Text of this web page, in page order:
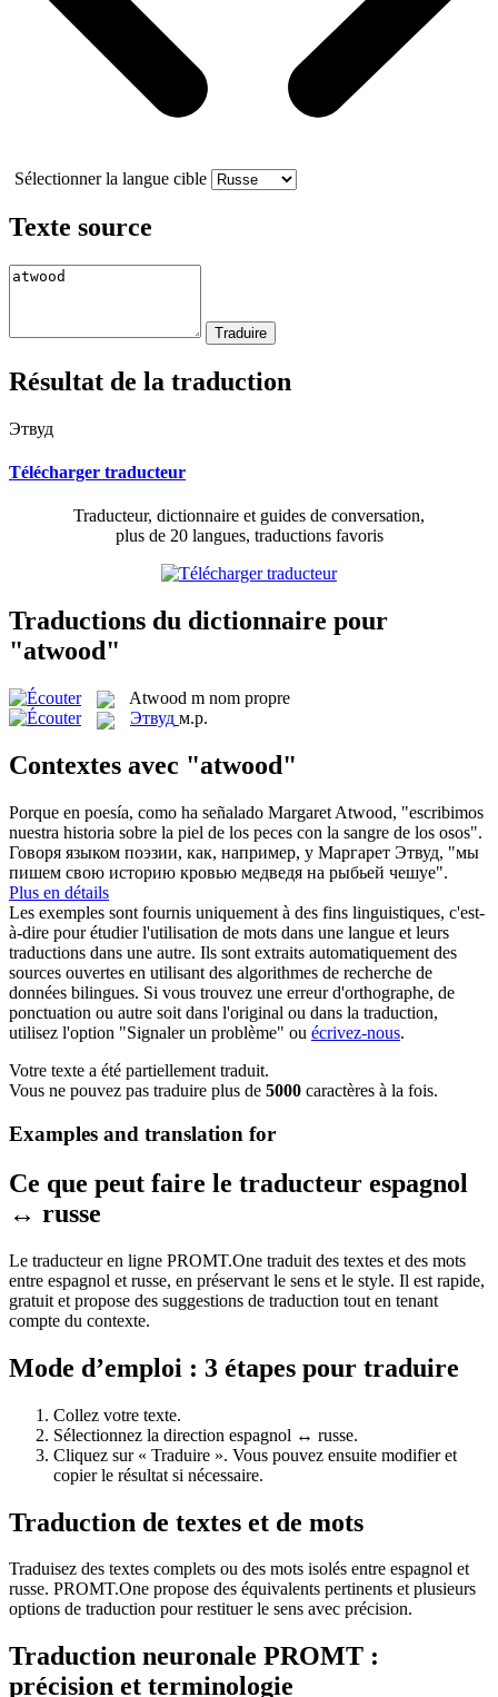
Sélectionner la langue cible
Texte source
Résultat de la traduction
Этвуд
Télécharger traducteur
Traducteur, dictionnaire et guides de conversation,
plus de 20 langues, traductions favoris
Traductions du dictionnaire pour
"atwood"
Atwood m nom propre
Этвуд м.р.
Contextes avec "atwood"
Porque en poesía, como ha señalado Margaret Atwood, "escribimos
nuestra historia sobre la piel de los peces con la sangre de los osos".
Говоря языком поэзии, как, например, у Маргарет Этвуд, "мы
пишем свою историю кровью медведя на рыбьей чешуе".
Plus en détails
Les exemples sont fournis uniquement à des fins linguistiques, c'est-
à-dire pour étudier l'utilisation de mots dans une langue et leurs
traductions dans une autre. Ils sont extraits automatiquement des
sources ouvertes en utilisant des algorithmes de recherche de
données bilingues. Si vous trouvez une erreur d'orthographe, de
ponctuation ou autre soit dans l'original ou dans la traduction,
utilisez l'option "Signaler un problème" ou écrivez-nous.
Votre texte a été partiellement traduit.
Vous ne pouvez pas traduire plus de 5000 caractères à la fois.
Examples and translation for
Ce que peut faire le traducteur espagnol
↔ russe
Le traducteur en ligne PROMT.One traduit des textes et des mots
entre espagnol et russe, en préservant le sens et le style. Il est rapide,
gratuit et propose des suggestions de traduction tout en tenant
compte du contexte.
Mode d’emploi : 3 étapes pour traduire
Collez votre texte.
Sélectionnez la direction espagnol ↔ russe.
Cliquez sur « Traduire ». Vous pouvez ensuite modifier et
copier le résultat si nécessaire.
Traduction de textes et de mots
Traduisez des textes complets ou des mots isolés entre espagnol et
russe. PROMT.One propose des équivalents pertinents et plusieurs
options de traduction pour restituer le sens avec précision.
Traduction neuronale PROMT :
précision et terminologie